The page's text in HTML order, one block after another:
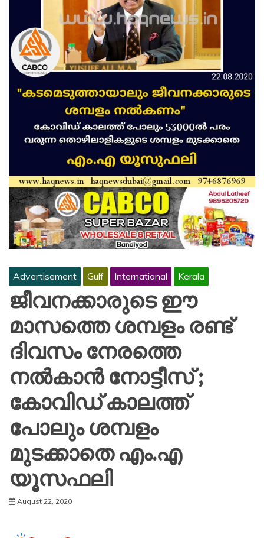
Advertisement Gulf International Kerala
ജീവനക്കാരുടെ ഈ
മാസത്തെ ശമ്പളം രണ്ട്
ദിവസം നേരത്തെ
നൽകാൻ നോട്ടീസ് ;
കോവിഡ് കാലത്ത്
പോലും ശമ്പളം
മുടക്കാതെ എം.എ
യൂസഫലി
August 22, 2020